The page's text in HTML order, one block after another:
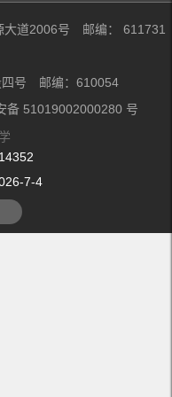
大道2006号 邮编： 611731
四号 邮编：610054
51019002000280 号
-7-4